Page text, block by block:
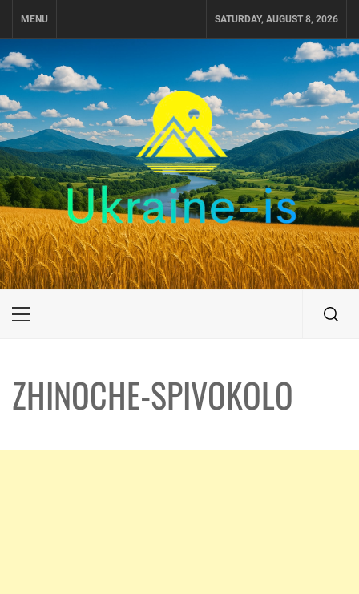
MENU SATURDAY, AUGUST 8, 2026
UKRAINE-IS
ПОДОРОЖI ПО УКРАЇНІ
Primary
ZHINOCHE-SPIVOKOLO